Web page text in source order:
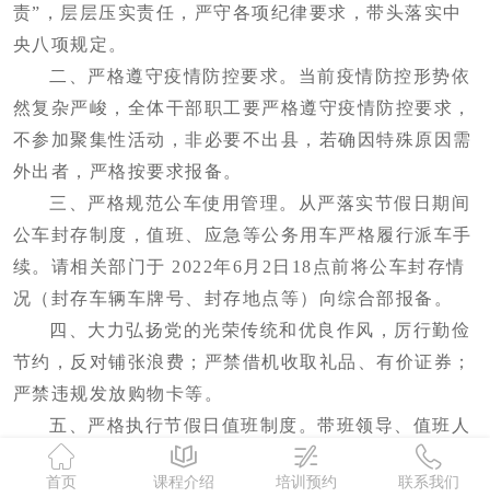
责”，层层压实责任，严守各项纪律要求，带头落实中
央八项规定。
二、严格遵守疫情防控要求。当前疫情防控形势依
然复杂严峻，全体干部职工要严格遵守疫情防控要求，
不参加聚集性活动，非必要不出县，若确因特殊原因需
外出者，严格按要求报备。
三、严格规范公车使用管理。从严落实节假日期间
公车封存制度，值班、应急等公务用车严格履行派车手
续。请相关部门于 2022年6月2日18点前将公车封存情
况（封存车辆车牌号、封存地点等）向综合部报备。
四、大力弘扬党的光荣传统和优良作风，厉行勤俭
节约，反对铺张浪费；严禁借机收取礼品、有价证券；
严禁违规发放购物卡等。
五、严格执行节假日值班制度。带班领导、值班人
员要坚守岗位、尽职尽责，坚决杜绝值班人员擅离职
守。首页 课程介绍 培训预约 联系我们